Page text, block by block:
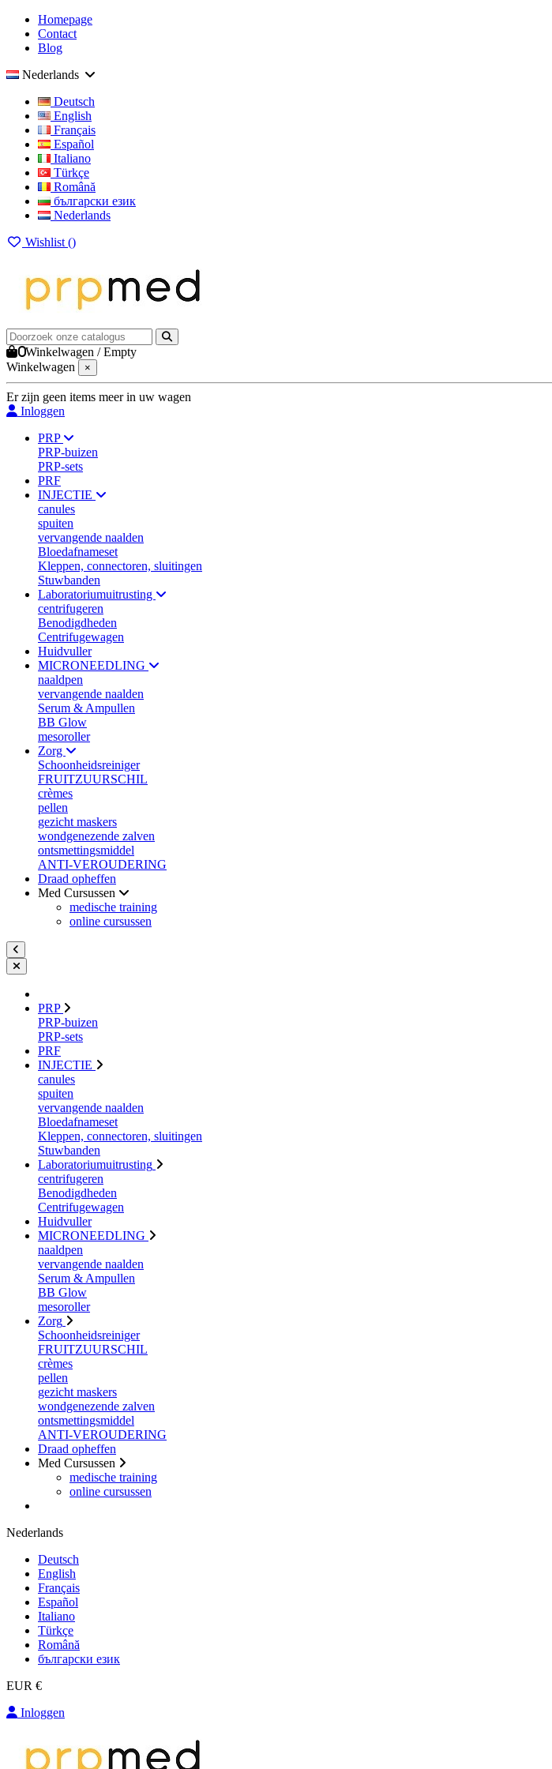
Homepage
Contact
Blog
Nederlands
Deutsch
English
Français
Español
Italiano
Türkçe
Română
български език
Nederlands
Wishlist ()
0Winkelwagen /Empty
Winkelwagen
×
Er zijn geen items meer in uw wagen
Inloggen
PRP
PRP-buizen
PRP-sets
PRF
INJECTIE
canules
spuiten
vervangende naalden
Bloedafnameset
Kleppen, connectoren, sluitingen
Stuwbanden
Laboratoriumuitrusting
centrifugeren
Benodigdheden
Centrifugewagen
Huidvuller
MICRONEEDLING
naaldpen
vervangende naalden
Serum & Ampullen
BB Glow
mesoroller
Zorg
Schoonheidsreiniger
FRUITZUURSCHIL
crèmes
pellen
gezicht maskers
wondgenezende zalven
ontsmettingsmiddel
ANTI-VEROUDERING
Draad opheffen
Med Cursussen
medische training
online cursussen
PRP
PRP-buizen
PRP-sets
PRF
INJECTIE
canules
spuiten
vervangende naalden
Bloedafnameset
Kleppen, connectoren, sluitingen
Stuwbanden
Laboratoriumuitrusting
centrifugeren
Benodigdheden
Centrifugewagen
Huidvuller
MICRONEEDLING
naaldpen
vervangende naalden
Serum & Ampullen
BB Glow
mesoroller
Zorg
Schoonheidsreiniger
FRUITZUURSCHIL
crèmes
pellen
gezicht maskers
wondgenezende zalven
ontsmettingsmiddel
ANTI-VEROUDERING
Draad opheffen
Med Cursussen
medische training
online cursussen
Nederlands
Deutsch
English
Français
Español
Italiano
Türkçe
Română
български език
EUR €
Inloggen